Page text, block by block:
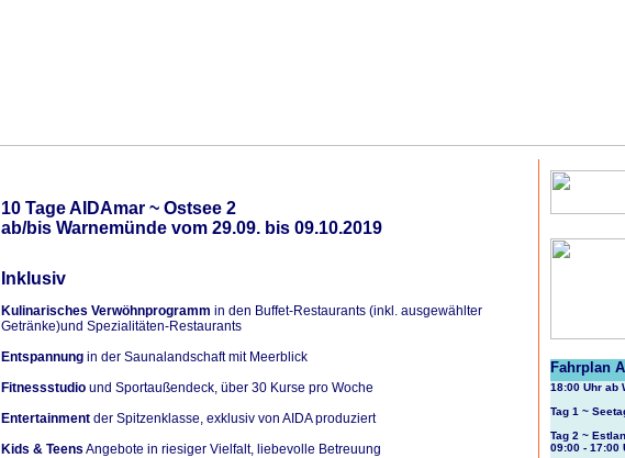
10 Tage AIDAmar ~ Ostsee 2
ab/bis Warnemünde vom 29.09. bis 09.10.2019
Inklusiv
Kulinarisches Verwöhnprogramm in den Buffet-Restaurants (inkl. ausgewählter
Getränke)und Spezialitäten-Restaurants
Entspannung in der Saunalandschaft mit Meerblick
Fitnessstudio und Sportaußendeck, über 30 Kurse pro Woche
Entertainment der Spitzenklasse, exklusiv von AIDA produziert
Kids & Teens Angebote in riesiger Vielfalt, liebevolle Betreuung
Fahrplan
18:00 Uhr ab
Tag 1 ~
Tag 2 ~
09:00 - 17:00